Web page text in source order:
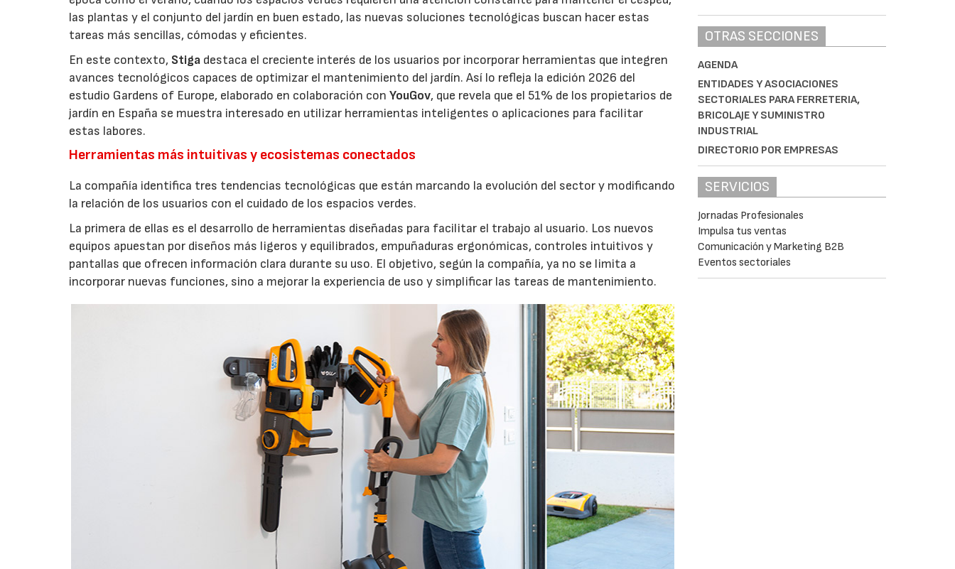
las plantas y el conjunto del jardín en buen estado, las nuevas soluciones tecnológicas buscan hacer estas
tareas más sencillas, cómodas y eficientes.
En este contexto, Stiga destaca el creciente interés de los usuarios por incorporar herramientas que integren
avances tecnológicos capaces de optimizar el mantenimiento del jardín. Así lo refleja la edición 2026 del
estudio Gardens of Europe, elaborado en colaboración conYouGov, que revela que el 51% de los propietarios de
jardín en España se muestra interesado en utilizar herramientas inteligentes o aplicaciones para facilitar
estas labores.
Herramientas más intuitivas y ecosistemas conectados
La compañía identifica tres tendencias tecnológicas que están marcando la evolución del sector y modificando
la relación de los usuarios con el cuidado de los espacios verdes.
La primera de ellas es el desarrollo de herramientas diseñadas para facilitar el trabajo al usuario. Los nuevos
equipos apuestan por diseños más ligeros y equilibrados, empuñaduras ergonómicas, controles intuitivos y
pantallas que ofrecen información clara durante su uso. El objetivo, según la compañía, ya no se limita a
incorporar nuevas funciones, sino a mejorar la experiencia de uso y simplificar las tareas de mantenimiento.
OTRAS SECCIONES
AGENDA
ENTIDADES Y ASOCIACIONES
SECTORIALES PARA FERRETERIA,
BRICOLAJE Y SUMINISTRO
INDUSTRIAL
DIRECTORIO POR EMPRESAS
SERVICIOS
Jornadas Profesionales
Impulsa tus ventas
Comunicación y Marketing B2B
Eventos sectoriales